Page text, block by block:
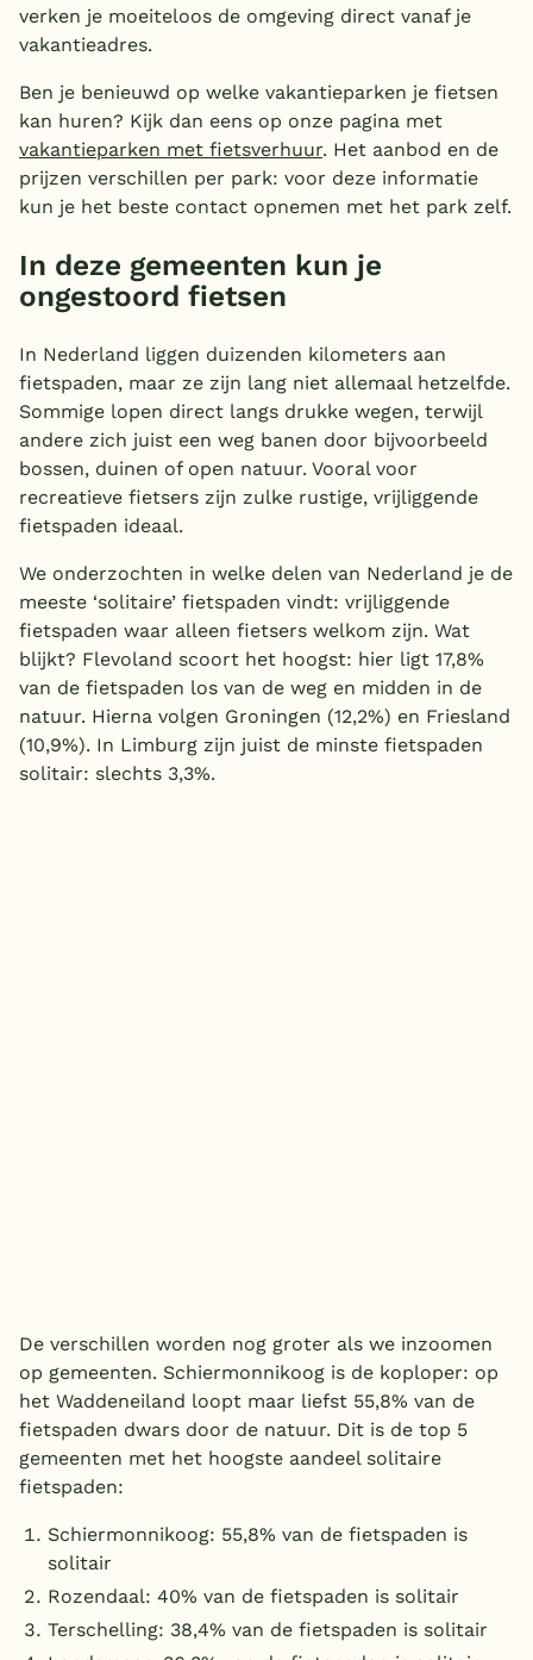
verken je moeiteloos de omgeving direct vanaf je
vakantieadres.
Ben je benieuwd op welke vakantieparken je fietsen
kan huren? Kijk dan eens op onze pagina met
vakantieparken met fietsverhuur. Het aanbod en de
prijzen verschillen per park: voor deze informatie
kun je het beste contact opnemen met het park zelf.
In deze gemeenten kun je
ongestoord fietsen
In Nederland liggen duizenden kilometers aan
fietspaden, maar ze zijn lang niet allemaal hetzelfde.
Sommige lopen direct langs drukke wegen, terwijl
andere zich juist een weg banen door bijvoorbeeld
bossen, duinen of open natuur. Vooral voor
recreatieve fietsers zijn zulke rustige, vrijliggende
fietspaden ideaal.
We onderzochten in welke delen van Nederland je de
meeste ‘solitaire’ fietspaden vindt: vrijliggende
fietspaden waar alleen fietsers welkom zijn. Wat
blijkt? Flevoland scoort het hoogst: hier ligt 17,8%
van de fietspaden los van de weg en midden in de
natuur. Hierna volgen Groningen (12,2%) en Friesland
(10,9%). In Limburg zijn juist de minste fietspaden
solitair: slechts 3,3%.
De verschillen worden nog groter als we inzoomen
op gemeenten. Schiermonnikoog is de koploper: op
het Waddeneiland loopt maar liefst 55,8% van de
fietspaden dwars door de natuur. Dit is de top 5
gemeenten met het hoogste aandeel solitaire
fietspaden:
Schiermonnikoog: 55,8% van de fietspaden is
solitair
Rozendaal: 40% van de fietspaden is solitair
Terschelling: 38,4% van de fietspaden is solitair